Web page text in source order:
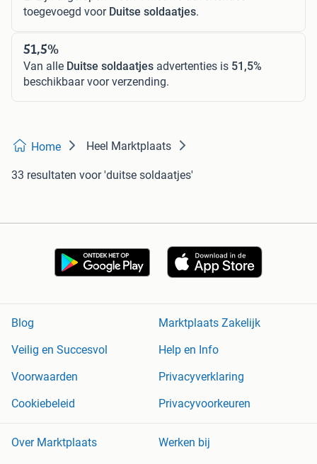
toegevoegd voor Duitse soldaatjes.
51,5%
Van alle Duitse soldaatjes advertenties is 51,5%
beschikbaar voor verzending.
Home Heel Marktplaats
33 resultaten voor 'duitse soldaatjes'
Blog
Marktplaats Zakelijk
Veilig en Succesvol
Help en Info
Voorwaarden
Privacyverklaring
Cookiebeleid
Privacyvoorkeuren
Over Marktplaats
Werken bij